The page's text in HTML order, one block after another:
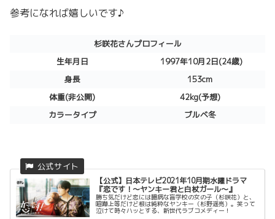
参考になれば嬉しいです♪
杉咲花さんプロフィール
生年月日
1997年10月2日(24歳)
身長
153cm
体重(非公開)
42kg(予想)
カラータイプ
ブルベ冬
【公式】日本テレビ2021年10月期水曜ドラマ
『恋です！〜ヤンキー君と白杖ガール〜』
勝ち気だけど恋には臆病な盲学校の女の子（杉咲花）と、
喧嘩上等だけど根は純粋なヤンキー（杉野遥亮）。笑って
泣けて時々ハッとする、新世代ラブコメディー！